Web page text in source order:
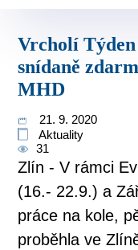
Vrcholí Týden mobility. Cyklisty vítala
snídaně
MHD
21. 9. 2020
Aktuality
31
Zlín - V rámci
(16.- 22.9.) a
práce na kole,
proběhla ve